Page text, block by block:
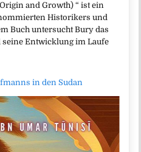
and Growth) “ ist ein
Historikers und
Buch untersucht Bury das
Entwicklung im Laufe
in den Sudan